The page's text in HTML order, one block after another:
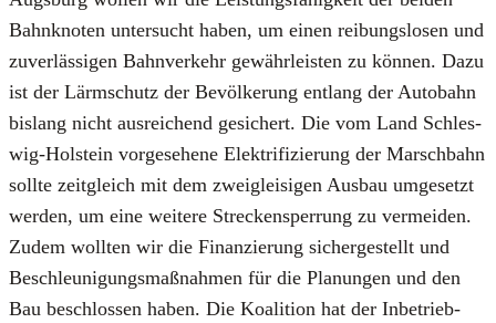
Bahn­kno­ten unter­sucht haben, um einen rei­bungs­lo­sen und
zuver­läs­si­gen Bahn­ver­kehr gewähr­leis­ten zu kön­nen. Dazu
ist der Lärm­schutz der Bevöl­ke­rung ent­lang der Auto­bahn
bis­lang nicht aus­rei­chend gesi­chert. Die vom Land Schles­
wig-Hol­stein vor­ge­se­he­ne Elek­tri­fi­zie­rung der Marsch­bahn
soll­te zeit­gleich mit dem zwei­glei­si­gen Aus­bau umge­setzt
wer­den, um eine wei­te­re Stre­cken­sper­rung zu ver­mei­den.
Zudem woll­ten wir die Finan­zie­rung sicher­ge­stellt und
Beschleu­ni­gungs­maß­nah­men für die Pla­nun­gen und den
Bau beschlos­sen haben. Die Koali­ti­on hat der Inbe­trieb­